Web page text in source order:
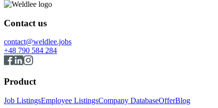
Contact us
contact@weldlee.jobs
+48 790 584 284
Product
Job ListingsEmployee ListingsCompany DatabaseOfferBlog